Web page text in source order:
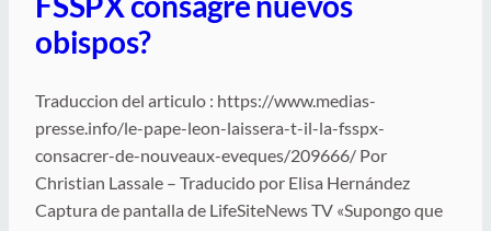
obispos?
Traduccion del articulo : https://www.medias-
presse.info/le-pape-leon-laissera-t-il-la-fsspx-
consacrer-de-nouveaux-eveques/209666/ Por
Christian Lassale – Traducido por Elisa Hernández
Captura de pantalla de LifeSiteNews TV «Supongo que